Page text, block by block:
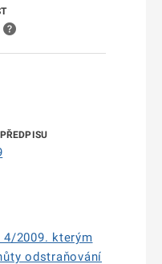
2009. kterým
odstraňování